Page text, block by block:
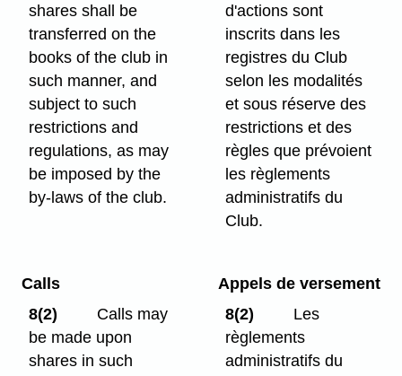
shares shall be
transferred on the
books of the club in
such manner, and
subject to such
restrictions and
regulations, as may
be imposed by the
by-laws of the club.
d'actions sont
inscrits dans les
registres du Club
selon les modalités
et sous réserve des
restrictions et des
règles que prévoient
les règlements
administratifs du
Club.
Calls
8(2)
Calls may
be made upon
shares in such
Appels de versement
8(2)
Les
règlements
administratifs du